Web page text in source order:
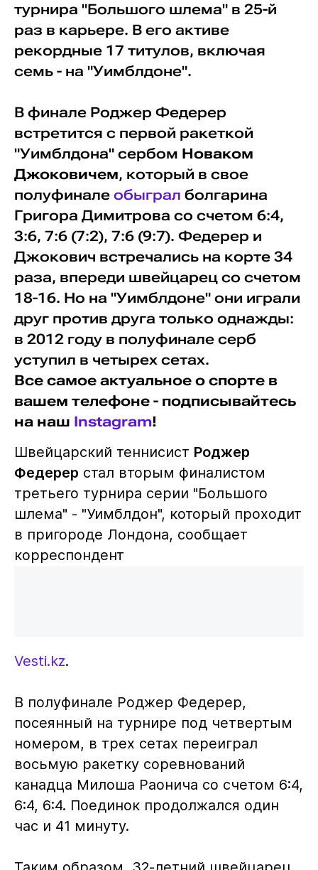
турнира "Большого шлема" в 25-й
раз в карьере. В его активе
рекордные 17 титулов, включая
семь - на "Уимблдоне".
В финале Роджер Федерер
встретится с первой ракеткой
"Уимблдона" сербом Новаком
Джоковичем, который в свое
полуфинале обыграл болгарина
Григора Димитрова со счетом 6:4,
3:6, 7:6 (7:2), 7:6 (9:7). Федерер и
Джокович встречались на корте 34
раза, впереди швейцарец со счетом
18-16. Но на "Уимблдоне" они играли
друг против друга только однажды:
в 2012 году в полуфинале серб
уступил в четырех сетах.
Все самое актуальное о спорте в
вашем телефоне - подписывайтесь
на наш Instagram!
Швейцарский теннисист Роджер
Федерер стал вторым финалистом
третьего турнира серии "Большого
шлема" - "Уимблдон", который проходит
в пригороде Лондона, сообщает
корреспондент
Vesti.kz.
В полуфинале Роджер Федерер,
посеянный на турнире под четвертым
номером, в трех сетах переиграл
восьмую ракетку соревнований
канадца Милоша Раонича со счетом 6:4,
6:4, 6:4. Поединок продолжался один
час и 41 минуту.